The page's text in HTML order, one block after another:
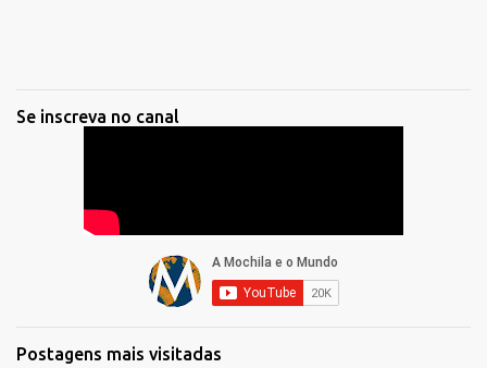
Se inscreva no canal
Postagens mais visitadas